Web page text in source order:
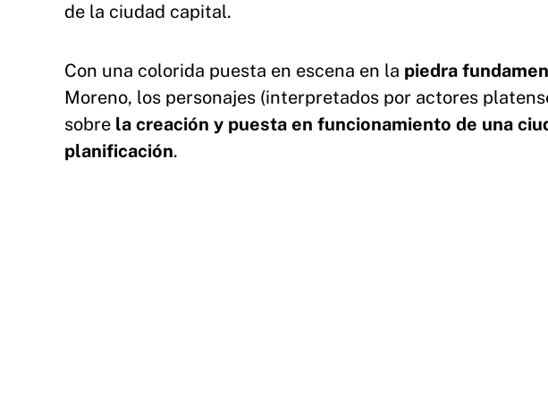
de la ciudad capital.
Con una colorida puesta en escena en la piedra
Moreno, los personajes (interpretados por actores
sobre la creación y puesta en funcionamiento de una
planificación.